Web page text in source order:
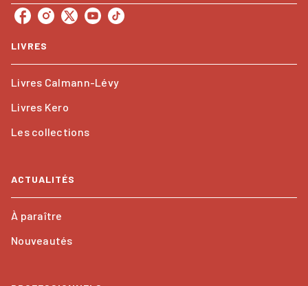
LIVRES
Livres Calmann-Lévy
Livres Kero
Les collections
ACTUALITÉS
À paraître
Nouveautés